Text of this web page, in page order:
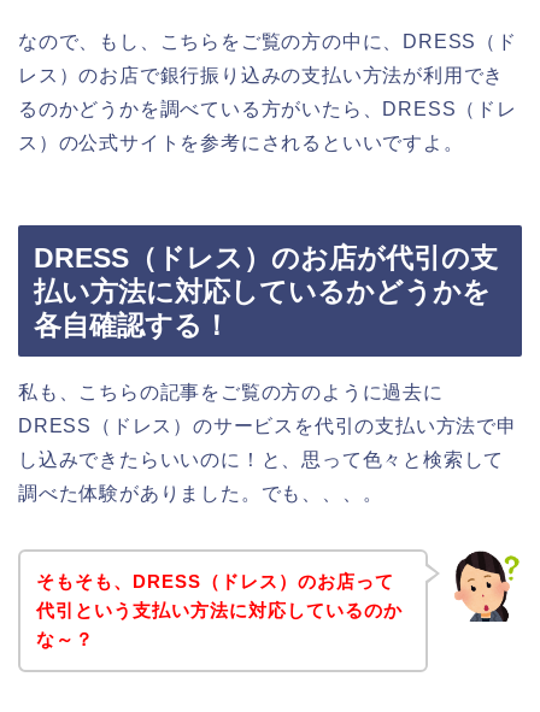
なので、もし、こちらをご覧の方の中に、DRESS（ド
レス）のお店で銀行振り込みの支払い方法が利用でき
るのかどうかを調べている方がいたら、DRESS（ドレ
ス）の公式サイトを参考にされるといいですよ。
DRESS（ドレス）のお店が代引の支
払い方法に対応しているかどうかを
各自確認する！
私も、こちらの記事をご覧の方のように過去に
DRESS（ドレス）のサービスを代引の支払い方法で申
し込みできたらいいのに！と、思って色々と検索して
調べた体験がありました。でも、、、。
そもそも、DRESS（ドレス）のお店って
代引という支払い方法に対応しているのか
な～？